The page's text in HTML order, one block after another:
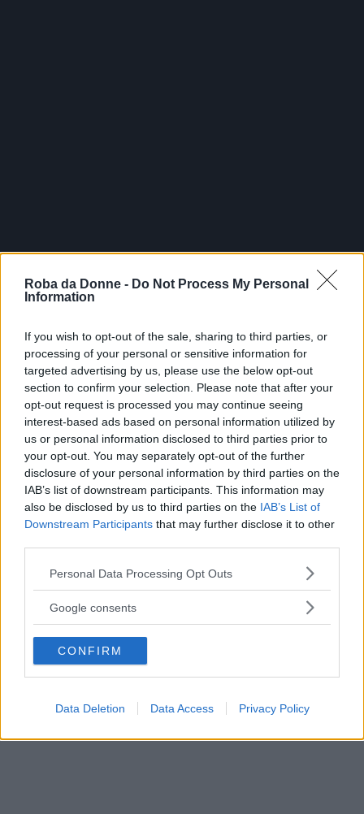
Roba da Donne - Do Not Process My Personal
Information
If you wish to opt-out of the sale, sharing to third parties, or
processing of your personal or sensitive information for
targeted advertising by us, please use the below opt-out
section to confirm your selection. Please note that after your
opt-out request is processed you may continue seeing
interest-based ads based on personal information utilized by
us or personal information disclosed to third parties prior to
your opt-out. You may separately opt-out of the further
disclosure of your personal information by third parties on the
IAB’s list of downstream participants. This information may
also be disclosed by us to third parties on the IAB’s List of
Downstream Participants that may further disclose it to other
Please note that this website/app uses one or more Google
not limited to your visit or usage behaviour. You may click to
use your data for below specified purposes in below Google
consent section.
Personal Data Processing Opt Outs
Google consents
CONFIRM
Data Deletion Data Access Privacy Policy
FOTO1DI 17 INGRANDISCI